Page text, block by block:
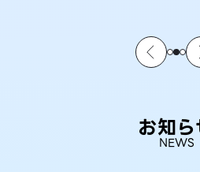
お知NEWS